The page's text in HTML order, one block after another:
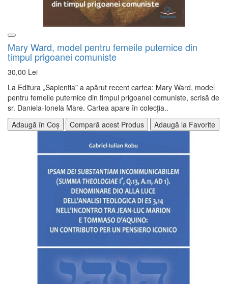
Mary Ward, model pentru femeile puternice din
timpul prigoanei comuniste
30,00 Lei
La Editura „Sapientia” a apărut recent cartea: Mary Ward, model
pentru femeile puternice din timpul prigoanei comuniste, scrisă de
sr. Daniela-Ionela Mare. Cartea apare în colecția..
Adaugă în Coș
Compară acest Produs Adaugă la Favorite